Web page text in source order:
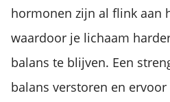
hormonen zijn al flink aan
waardoor je lichaam
balans te blijven. Een
balans verstoren en